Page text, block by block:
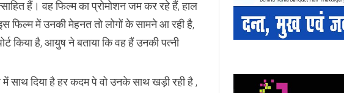
हैं। वह फिल्म का प्रोमोशन जम कर रहे हैं, हाल
फिल्म में उनकी मेहनत तो लोगों के सामने आ रही है,
किया है, आयुष ने बताया कि वह हैं उनकी पत्नी
साथ दिया है हर कदम पे वो उनके साथ खड़ी रही है ,